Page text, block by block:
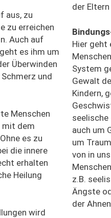
aus, zu
zu erreichen
Auch auf
es ihm um
Überwinden
und
Menschen
mit dem
es zu
die innere
erhalten
Heilung
wird
der
Hier geht
System
Gewalt
Kindern,
seelische
auch um
um
von in
z.B.
Ängste
der